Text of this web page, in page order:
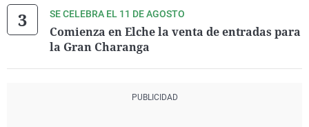
SE CELEBRA EL 11 DE AGOSTO
Comienza en Elche la venta de entradas para
la Gran Charanga